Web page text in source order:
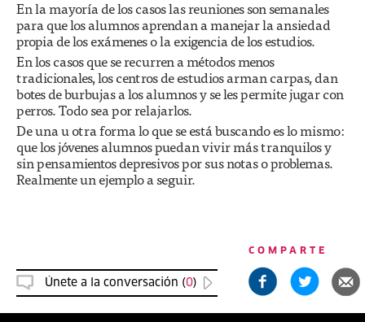
En la mayoría de los casos las reuniones son semanales
para que los alumnos aprendan a manejar la ansiedad
propia de los exámenes o la exigencia de los estudios.
En los casos que se recurren a métodos menos
tradicionales, los centros de estudios arman carpas, dan
botes de burbujas a los alumnos y se les permite jugar con
perros. Todo sea por relajarlos.
De una u otra forma lo que se está buscando es lo mismo:
que los jóvenes alumnos puedan vivir más tranquilos y
sin pensamientos depresivos por sus notas o problemas.
Realmente un ejemplo a seguir.
Únete a la conversación (0)
COMPARTE